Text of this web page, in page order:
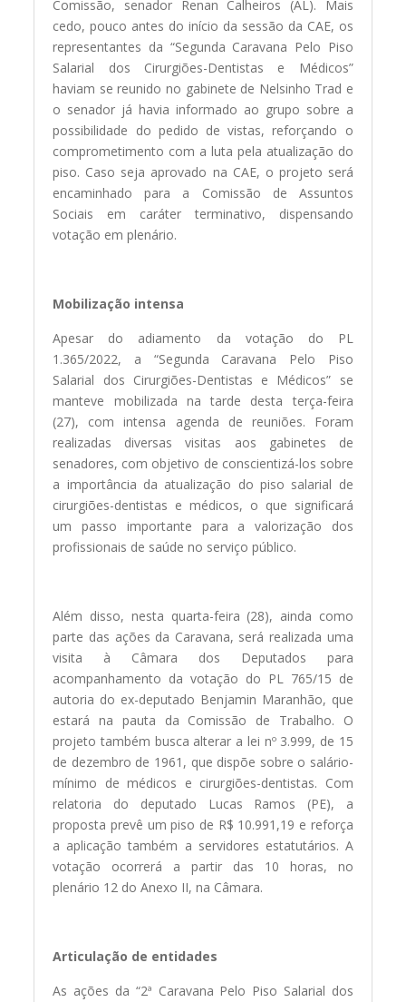
Comissão, senador Renan Calheiros (AL). Mais
cedo, pouco antes do início da sessão da CAE, os
representantes da “Segunda Caravana Pelo Piso
Salarial dos Cirurgiões-Dentistas e Médicos”
haviam se reunido no gabinete de Nelsinho Trad e
o senador já havia informado ao grupo sobre a
possibilidade do pedido de vistas, reforçando o
comprometimento com a luta pela atualização do
piso. Caso seja aprovado na CAE, o projeto será
encaminhado para a Comissão de Assuntos
Sociais em caráter terminativo, dispensando
votação em plenário.
Mobilização intensa
Apesar do adiamento da votação do PL
1.365/2022, a “Segunda Caravana Pelo Piso
Salarial dos Cirurgiões-Dentistas e Médicos” se
manteve mobilizada na tarde desta terça-feira
(27), com intensa agenda de reuniões. Foram
realizadas diversas visitas aos gabinetes de
senadores, com objetivo de conscientizá-los sobre
a importância da atualização do piso salarial de
cirurgiões-dentistas e médicos, o que significará
um passo importante para a valorização dos
profissionais de saúde no serviço público.
Além disso, nesta quarta-feira (28), ainda como
parte das ações da Caravana, será realizada uma
visita à Câmara dos Deputados para
acompanhamento da votação do PL 765/15 de
autoria do ex-deputado Benjamin Maranhão, que
estará na pauta da Comissão de Trabalho. O
projeto também busca alterar a lei nº 3.999, de 15
de dezembro de 1961, que dispõe sobre o salário-
mínimo de médicos e cirurgiões-dentistas. Com
relatoria do deputado Lucas Ramos (PE), a
proposta prevê um piso de R$ 10.991,19 e reforça
a aplicação também a servidores estatutários. A
votação ocorrerá a partir das 10 horas, no
plenário 12 do Anexo II, na Câmara.
Articulação de entidades
As ações da “2ª Caravana Pelo Piso Salarial dos